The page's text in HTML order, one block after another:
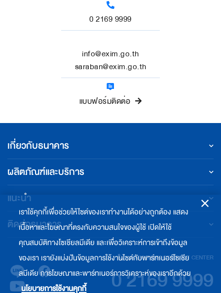
0 2169 9999
info@exim.go.th
saraban@exim.go.th
แบบฟอร์มติดต่อ
เกี่ยวกับธนาคาร
ผลิตภัณฑ์และบริการ
แนะนำ
ติดต่อธนาคาร
EXIM BANK CONTACT CENTER
0 2169 9999
เราใช้คุกกี้เพื่อช่วยให้ไซต์ของเราทำงานได้อย่างถูกต้อง แสดง
เนื้อหาและโฆษณาที่ตรงกับความสนใจของผู้ใช้ เปิดให้ใช้
คุณสมบัติทางโซเชียลมีเดีย และเพื่อวิเคราะห์การเข้าถึงข้อมูล
ของเรา เรายังแบ่งปันข้อมูลการใช้งานไซต์กับพาร์ทเนอร์โซเชีย
ลมีเดีย การโฆษณาและพาร์ทเนอร์การวิเคราะห์ของเราอีกด้วย
นโยบายการใช้งานคุกกี้